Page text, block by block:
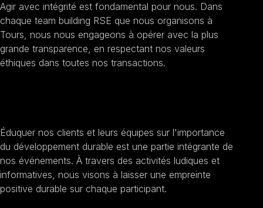
Agir avec intégrité est fondamental pour nous. Dans
chaque team building RSE que nous organisons à
Tours, nous nous engageons à opérer avec la plus
grande transparence, en respectant nos valeurs
éthiques dans toutes nos transactions.
Éduquer nos clients et leurs équipes sur l'importance
du développement durable est une partie intégrante de
nos événements. À travers des activités ludiques et
informatives, nous visons à laisser une empreinte
positive durable sur chaque participant.